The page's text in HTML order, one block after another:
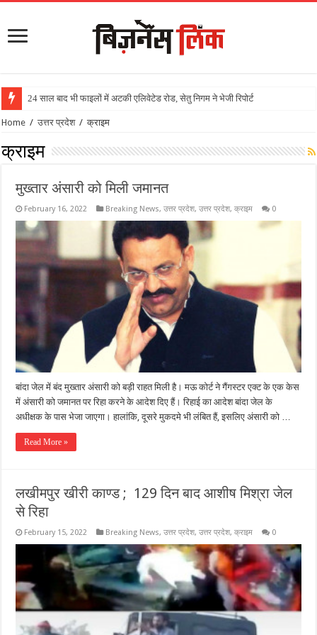
24 साल बाद भी फाइलों में अटकी एलिवेटेड रोड, सेतु निगम ने भेजी रिपोर्ट
Home / उत्तर प्रदेश / क्राइम
क्राइम
मुख्तार अंसारी को मिली जमानत
February 16, 2022 Breaking News,उत्तर प्रदेश,उत्तर प्रदेश,क्राइम 0
बांदा जेल में बंद मुख्तार अंसारी को बड़ी राहत मिली है। मऊ कोर्ट ने गैंगस्टर एक्ट के एक केस
में अंसारी को जमानत पर रिहा करने के आदेश दिए हैं। रिहाई का आदेश बांदा जेल के
अधीक्षक के पास भेजा जाएगा। हालांकि, दूसरे मुकदमे भी लंबित हैं, इसलिए अंसारी को …
Read More »
लखीमपुर खीरी काण्ड ; 129 दिन बाद आशीष मिश्रा जेल
से रिहा
February 15, 2022 Breaking News,उत्तर प्रदेश,उत्तर प्रदेश,क्राइम 0